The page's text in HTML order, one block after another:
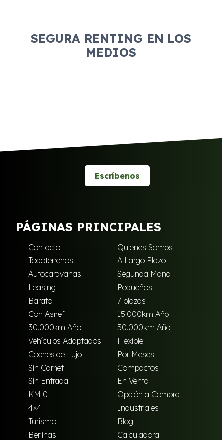
SEGURA RENTING EN LOS
MEDIOS
Escríbenos
PÁGINAS PRINCIPALES
Contacto
Quienes Somos
Todoterrenos
A Largo Plazo
Autocaravanas
Segunda Mano
Leasing
Pequeños
Barato
7 plazas
Con Asnef
15.000km Año
30.000km Año
50.000km Año
Vehículos Adaptados
Flexible
Coches de Lujo
Por Meses
Sin Carnet
Compactos
Sin Entrada
En Venta
KM 0
Opción a Compra
4×4
Industriales
Turismo
Blog
Berlinas
Calculadora